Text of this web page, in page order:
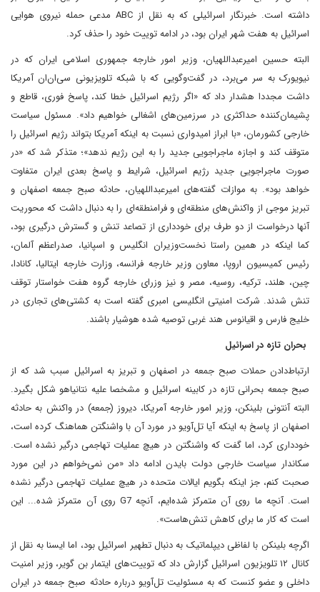
داشته است. خبرنگار اسرائیلی که به نقل از ABC مدعی حمله نیروی هوایی
اسرائیل به هفت شهر ایران بود، در ادامه توییت خود را حذف کرد.
البته حسین امیرعبداللهیان، وزیر امور خارجه جمهوری اسلامی ایران که در
نیویورک به سر می‌برد، در گفت‌وگویی که با شبکه تلویزیونی سی‌ان‌ان آمریکا
داشت مجددا هشدار داد که «اگر رژیم اسرائیل خطا کند، پاسخ فوری، قاطع و
پشیمان‌کننده حداکثری در سرزمین‌های اشغالی خواهیم داد». مسئول سیاست
خارجی کشورمان، «با ابراز امیدواری نسبت به اینکه آمریکا بتواند رژیم اسرائیل را
متوقف کند و اجازه ماجراجویی جدید را به این رژیم ندهد»؛ متذکر شد که «در
صورت ماجراجویی جدید رژیم اسرائیل، شرایط و پاسخ بعدی ایران متفاوت
خواهد بود». به موازات گفته‌های امیرعبداللهیان، حادثه صبح جمعه اصفهان و
تبریز موجی از واکنش‌های منطقه‌ای و فرامنطقه‌ای را به دنبال داشت که محوریت
آنها درخواست از دو طرف برای خودداری از تصاعد تنش و گسترش درگیری بود،
کما اینکه در همین راستا نخست‌وزیران انگلیس و اسپانیا، صدراعظم آلمان،
رئیس کمیسیون اروپا، معاون وزیر خارجه فرانسه، وزارت خارجه ایتالیا، کانادا،
چین، هلند، ترکیه، روسیه، مصر و نیز وزرای خارجه گروه هفت خواستار توقف
تنش شدند. شرکت امنیتی انگلیسی امبری گفته است به کشتی‌های تجاری در
خلیج فارس و اقیانوس هند غربی توصیه شده هوشیار باشند.
بحران تازه در اسرائیل
ارتباط‌دادن حملات صبح جمعه در اصفهان و تبریز به اسرائیل سبب شد که از
صبح جمعه بحرانی تازه در کابینه اسرائیل و مشخصا علیه نتانیاهو شکل بگیرد.
البته آنتونی بلینکن، وزیر امور خارجه آمریکا، دیروز (جمعه) در واکنش به حادثه
اصفهان از پاسخ به اینکه آیا تل‌آویو در مورد آن با واشنگتن هماهنگ کرده است،
خودداری کرد، اما گفت که واشنگتن در هیچ عملیات تهاجمی درگیر نشده است.
سکاندار سیاست خارجی دولت بایدن ادامه داد «من نمی‌خواهم در این مورد
صحبت کنم، جز اینکه بگویم ایالات متحده در هیچ عملیات تهاجمی درگیر نشده
است. آنچه ما روی آن متمرکز شده‌ایم، آنچه G7 روی آن متمرکز شده... این
است که کار ما برای کاهش تنش‌هاست».
اگرچه بلینکن با لفاظی دیپلماتیک به دنبال تطهیر اسرائیل بود، اما ایسنا به نقل از
کانال ۱۲ تلویزیون اسرائیل گزارش داد که توییت‌های ایتمار بن گویر، وزیر امنیت
داخلی و عضو کنست که به مسئولیت تل‌آویو درباره حادثه صبح جمعه در ایران